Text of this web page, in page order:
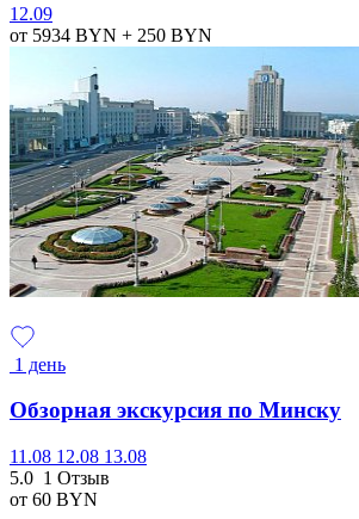
12.09
от 5934 BYN + 250 BYN
1 день
Обзорная экскурсия по Минску
11.08 12.08 13.08
5.0 1 Отзыв
от 60 BYN